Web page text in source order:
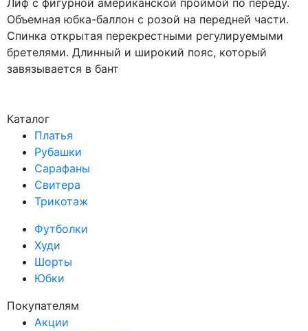
Лиф с фигурной американской проймой по переду.
Объемная юбка-баллон с розой на передней части.
Спинка открытая перекрестными регулируемыми
бретелями. Длинный и широкий пояс, который
завязывается в бант
Каталог
Платья
Рубашки
Сарафаны
Свитера
Трикотаж
Футболки
Худи
Шорты
Юбки
Покупателям
Акции